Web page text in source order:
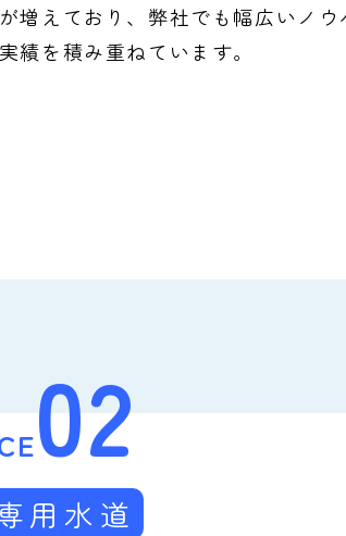
増えており、弊社でも幅広いノウ
績を積み重ねています。
02
用水道